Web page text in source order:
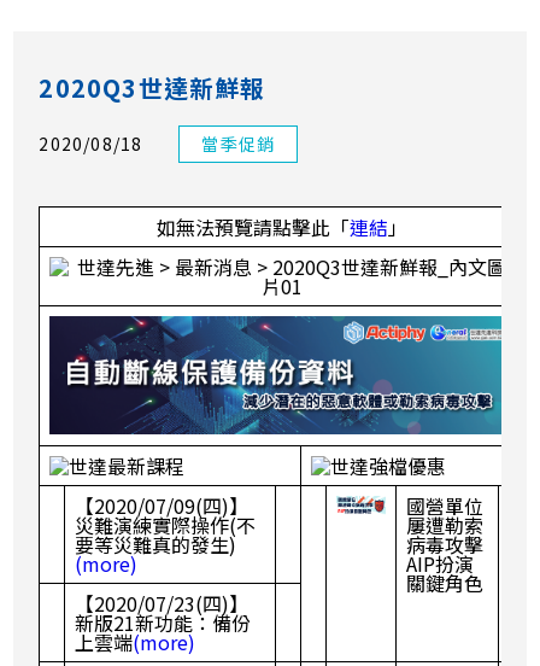
2020Q3世達新鮮報
2020/08/18 當季促銷
如無法預覽請點擊此「連結」
【2020/07/09(四)】
災難演練實際操作(不
要等災難真的發生)
(more)
國營單位
屢遭勒索
病毒攻擊
AIP扮演
關鍵角色
【2020/07/23(四)】
新版21新功能：備份
上雲端(more)